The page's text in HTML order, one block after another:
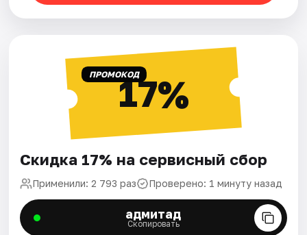
ПРОМОКОД17%
Скидка 17% на сервисный сбор
Применили: 2 793 раз Проверено: 1 минуту назад
адмитад
Скопировать